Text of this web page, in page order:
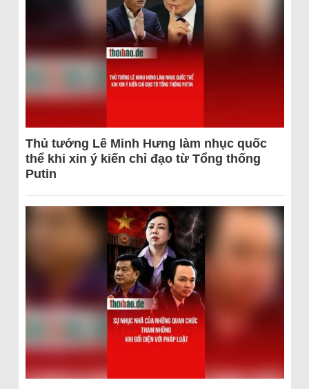
Thủ tướng Lê Minh Hưng làm nhục quốc
thể khi xin ý kiến chỉ đạo từ Tổng thống
Putin